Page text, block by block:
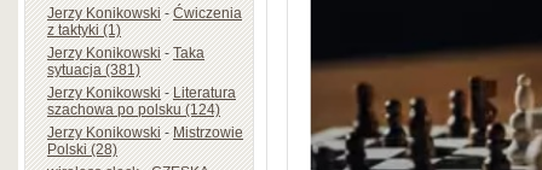
Jerzy Konikowski-Ćwiczenia
z taktyki (1)
Jerzy Konikowski-Taka
sytuacja (381)
Jerzy Konikowski-Literatura
szachowa po polsku (124)
Jerzy Konikowski-Mistrzowie
Polski (28)